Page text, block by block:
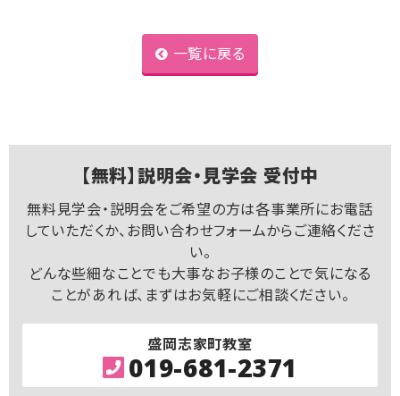
一覧に戻る
【無料】説明会・見学会 受付中
無料見学会・説明会をご希望の方は各事業所にお電話
していただくか、お問い合わせフォームからご連絡くださ
い。
どんな些細なことでも大事なお子様のことで気になる
ことがあれば、まずはお気軽にご相談ください。
盛岡志家町教室
019-681-2371